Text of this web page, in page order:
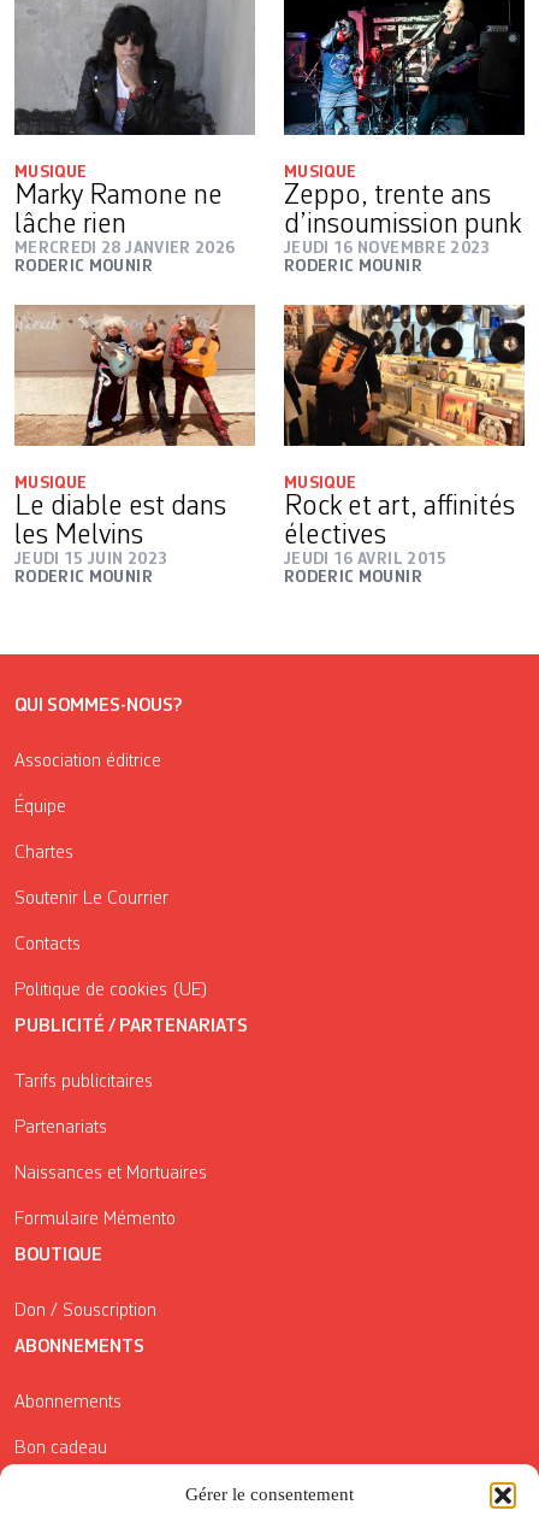
Gérer le consentement
MUSIQUE
Marky Ramone ne
lâche rien
MERCREDI 28 JANVIER 2026
RODERIC MOUNIR
MUSIQUE
Zeppo, trente ans
d’insoumission punk
JEUDI 16 NOVEMBRE 2023
RODERIC MOUNIR
MUSIQUE
Le diable est dans
les Melvins
JEUDI 15 JUIN 2023
RODERIC MOUNIR
MUSIQUE
Rock et art, affinités
électives
JEUDI 16 AVRIL 2015
RODERIC MOUNIR
QUI SOMMES-NOUS?
Association éditrice
Équipe
Chartes
Soutenir Le Courrier
Contacts
Politique de cookies (UE)
PUBLICITÉ / PARTENARIATS
Tarifs publicitaires
Partenariats
Naissances et Mortuaires
Formulaire Mémento
BOUTIQUE
Don / Souscription
ABONNEMENTS
Abonnements
Bon cadeau
Conditions générales de vente